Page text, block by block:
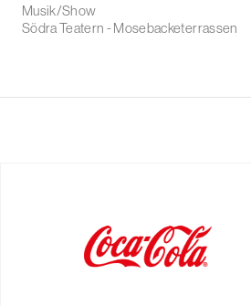
Musik/Show
Södra Teatern - Mosebacketerrassen